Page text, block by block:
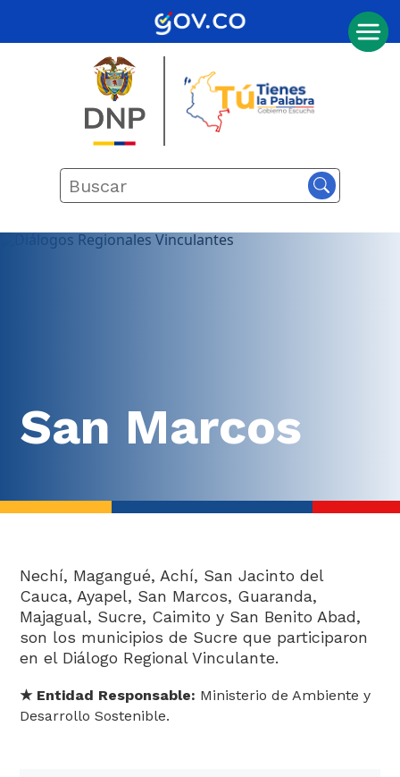
InicioActualmente
Kit arma tu Diálogo
Balance
Así fueron los diálogos
Fichas balance por Regiones
San Marcos
Nechí, Magangué, Achí, San Jacinto del
Cauca, Ayapel, San Marcos, Guaranda,
Majagual, Sucre, Caimito y San Benito Abad,
son los municipios de Sucre que participaron
en el Diálogo Regional Vinculante.
★​ Entidad Responsable: Ministerio de Ambiente y
Desarrollo Sostenible.​​​​